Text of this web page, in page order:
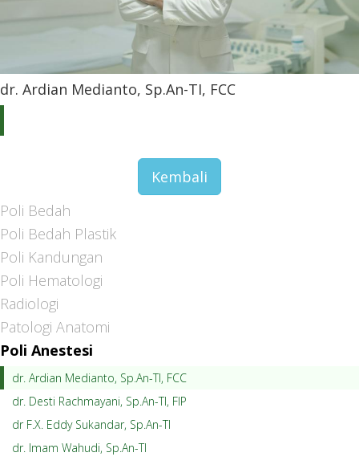
dr. Ardian Medianto, Sp.An-TI, FCC
Kembali
Poli Bedah
Poli Bedah Plastik
Poli Kandungan
Poli Hematologi
Radiologi
Patologi Anatomi
Poli Anestesi
dr. Ardian Medianto, Sp.An-TI, FCC
dr. Desti Rachmayani, Sp.An-TI, FIP
dr F.X. Eddy Sukandar, Sp.An-TI
dr. Imam Wahudi, Sp.An-TI